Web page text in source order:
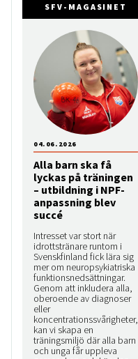
SFV-MAGASINET
Alla barn ska få
lyckas på träningen
– utbildning i NPF-
anpassning blev
succé
Intresset var stort när
idrottstränare runtom i
Svenskfinland fick lära sig
mer om neuropsykiatriska
funktionsnedsättningar.
Genom att inkludera alla,
oberoende av diagnoser
eller
koncentrationssvårigheter,
kan vi skapa en
träningsmiljö där alla barn
och unga får uppleva
04.06.2026